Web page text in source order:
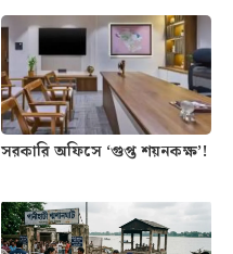
সরকারি অফিসে ‘গুপ্ত শয়নকক্ষ’!